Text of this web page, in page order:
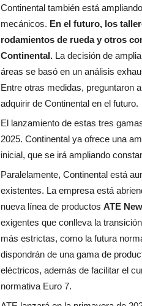
Continental también está
mecánicos. En el futuro, los
rodamientos de rueda y otros
Continental. La decisión de
áreas se basó en un análisis
Entre otras medidas, preguntaron
adquirir de Continental en el futuro.
El lanzamiento de estas tres
2025. Continental ya ofrece una
inicial, que se irá ampliando
Paralelamente, Continental está
existentes. La empresa está
nueva línea de productos ATE
exigentes que conlleva la
más estrictas, como la futura
dispondrán de una gama de
eléctricos, además de facilitar el
normativa Euro 7.